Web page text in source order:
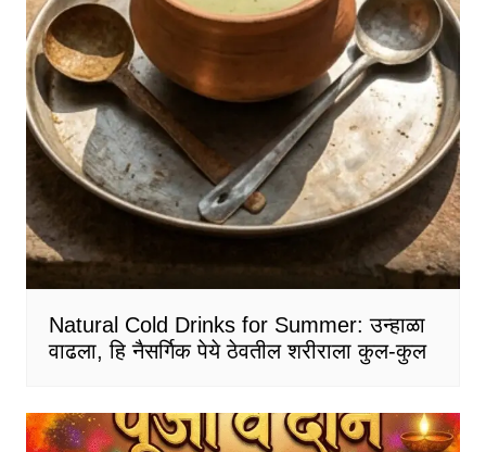
Natural Cold Drinks for Summer: उन्हाळा
वाढला, हि नैसर्गिक पेये ठेवतील शरीराला कुल-कुल